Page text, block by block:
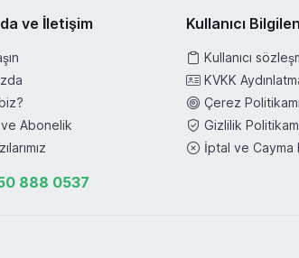
ve İletişim
Abonelik
888 0537
Kullanıcı
Kullanıcı
KVKK
Çerez
Gizlilik
İptal ve Cayma